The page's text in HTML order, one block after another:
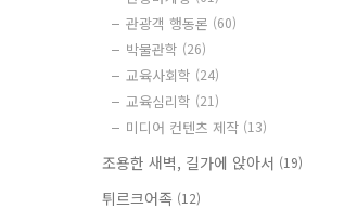
관광객 행동론 (60)
박물관학 (26)
교육사회학 (24)
교육심리학 (21)
미디어 컨텐츠 제작 (13)
조용한 새벽, 길가에 앉아서 (19)
튀르크어족 (12)